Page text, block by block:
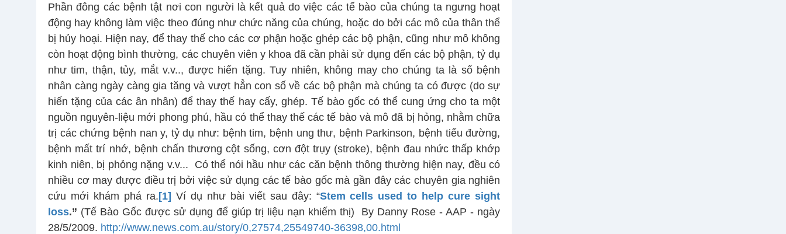
Phần đông các bệnh tật nơi con người là kết quả do việc các tế bào của chúng ta ngưng hoạt
động hay không làm việc theo đúng như chức năng của chúng, hoặc do bởi các mô của thân thể
bị hủy hoại. Hiện nay, để thay thế cho các cơ phận hoặc ghép các bộ phận, cũng như mô không
còn hoạt động bình thường, các chuyên viên y khoa đã cần phải sử dụng đến các bộ phận, tỷ dụ
như tim, thận, tủy, mắt v.v.., được hiến tặng. Tuy nhiên, không may cho chúng ta là số bệnh
nhân càng ngày càng gia tăng và vượt hẳn con số về các bộ phận mà chúng ta có được (do sự
hiến tặng của các ân nhân) để thay thế hay cấy, ghép. Tế bào gốc có thể cung ứng cho ta một
nguồn nguyên-liệu mới phong phú, hầu có thể thay thế các tế bào và mô đã bị hỏng, nhằm chữa
trị các chứng bệnh nan y, tỷ dụ như: bệnh tim, bệnh ung thư, bệnh Parkinson, bệnh tiểu đường,
bệnh mất trí nhớ, bệnh chấn thương cột sống, cơn đột trụy (stroke), bệnh đau nhức thấp khớp
kinh niên, bị phỏng nặng v.v... Có thể nói hầu như các căn bệnh thông thường hiện nay, đều có
nhiều cơ may được điều trị bởi việc sử dụng các tế bào gốc mà gần đây các chuyên gia nghiên
cứu mới khám phá ra.[1] Ví dụ như bài viết sau đây: “Stem cells used to help cure sight
loss.” (Tế Bào Gốc được sử dụng để giúp trị liệu nạn khiếm thị)
By Danny Rose - AAP - ngày
28/5/2009. http://www.news.com.au/story/0,27574,25549740-36398,00.html